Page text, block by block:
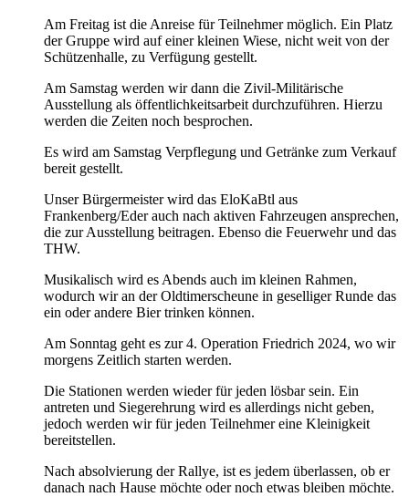
Am Freitag ist die Anreise für Teilnehmer möglich. Ein Platz
der Gruppe wird auf einer kleinen Wiese, nicht weit von der
Schützenhalle, zu Verfügung gestellt.
Am Samstag werden wir dann die Zivil-Militärische
Ausstellung als öffentlichkeitsarbeit durchzuführen. Hierzu
werden die Zeiten noch besprochen.
Es wird am Samstag Verpflegung und Getränke zum Verkauf
bereit gestellt.
Unser Bürgermeister wird das EloKaBtl aus
Frankenberg/Eder auch nach aktiven Fahrzeugen ansprechen,
die zur Ausstellung beitragen. Ebenso die Feuerwehr und das
THW.
Musikalisch wird es Abends auch im kleinen Rahmen,
wodurch wir an der Oldtimerscheune in geselliger Runde das
ein oder andere Bier trinken können.
Am Sonntag geht es zur 4. Operation Friedrich 2024, wo wir
morgens Zeitlich starten werden.
Die Stationen werden wieder für jeden lösbar sein. Ein
antreten und Siegerehrung wird es allerdings nicht geben,
jedoch werden wir für jeden Teilnehmer eine Kleinigkeit
bereitstellen.
Nach absolvierung der Rallye, ist es jedem überlassen, ob er
danach nach Hause möchte oder noch etwas bleiben möchte.